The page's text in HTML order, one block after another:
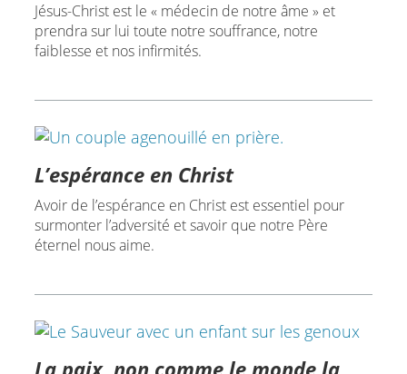
Jésus-Christ est le « médecin de notre âme » et
prendra sur lui toute notre souffrance, notre
faiblesse et nos infirmités.
L’espérance en Christ
Avoir de l’espérance en Christ est essentiel pour
surmonter l’adversité et savoir que notre Père
éternel nous aime.
La paix, non comme le monde la